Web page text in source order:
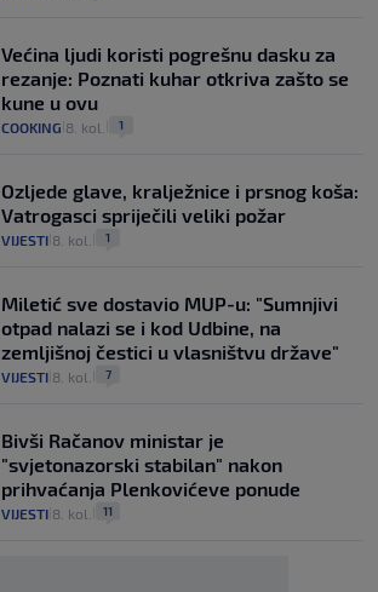
Većina ljudi koristi pogrešnu dasku za
rezanje: Poznati kuhar otkriva zašto se
kune u ovu
COOKING 8. kol. 1
Ozljede glave, kralježnice i prsnog koša:
Vatrogasci spriječili veliki požar
VIJESTI 8. kol. 1
Miletić sve dostavio MUP-u: "Sumnjivi
otpad nalazi se i kod Udbine, na
zemljišnoj čestici u vlasništvu države"
VIJESTI 8. kol. 7
Bivši Račanov ministar je
"svjetonazorski stabilan" nakon
prihvaćanja Plenkovićeve ponude
VIJESTI 8. kol. 11